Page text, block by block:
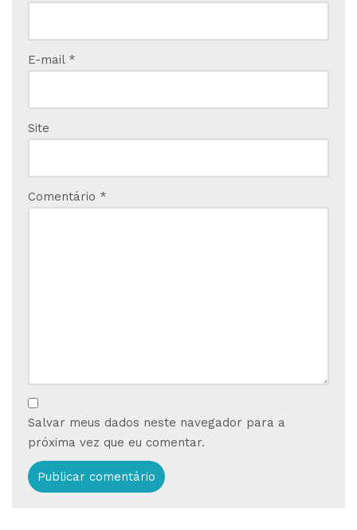
E-mail *
Site
Comentário *
Salvar meus dados neste navegador para a
próxima vez que eu comentar.